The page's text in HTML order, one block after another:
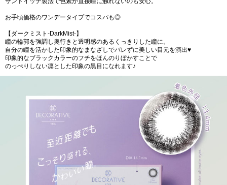
お手頃価格のワンデータイプでコスパも◎
【ダークミスト-DarkMist-】
瞳の輪郭を強調し奥行きと透明感のあるくっきりした瞳に。
自分の瞳を活かした印象的なまなざしでバレずに美しい目元を演出♥
印象的なブラックカラーのフチをほんのりぼかすことで
のっぺりしない凛とした印象の黒目になれます♪